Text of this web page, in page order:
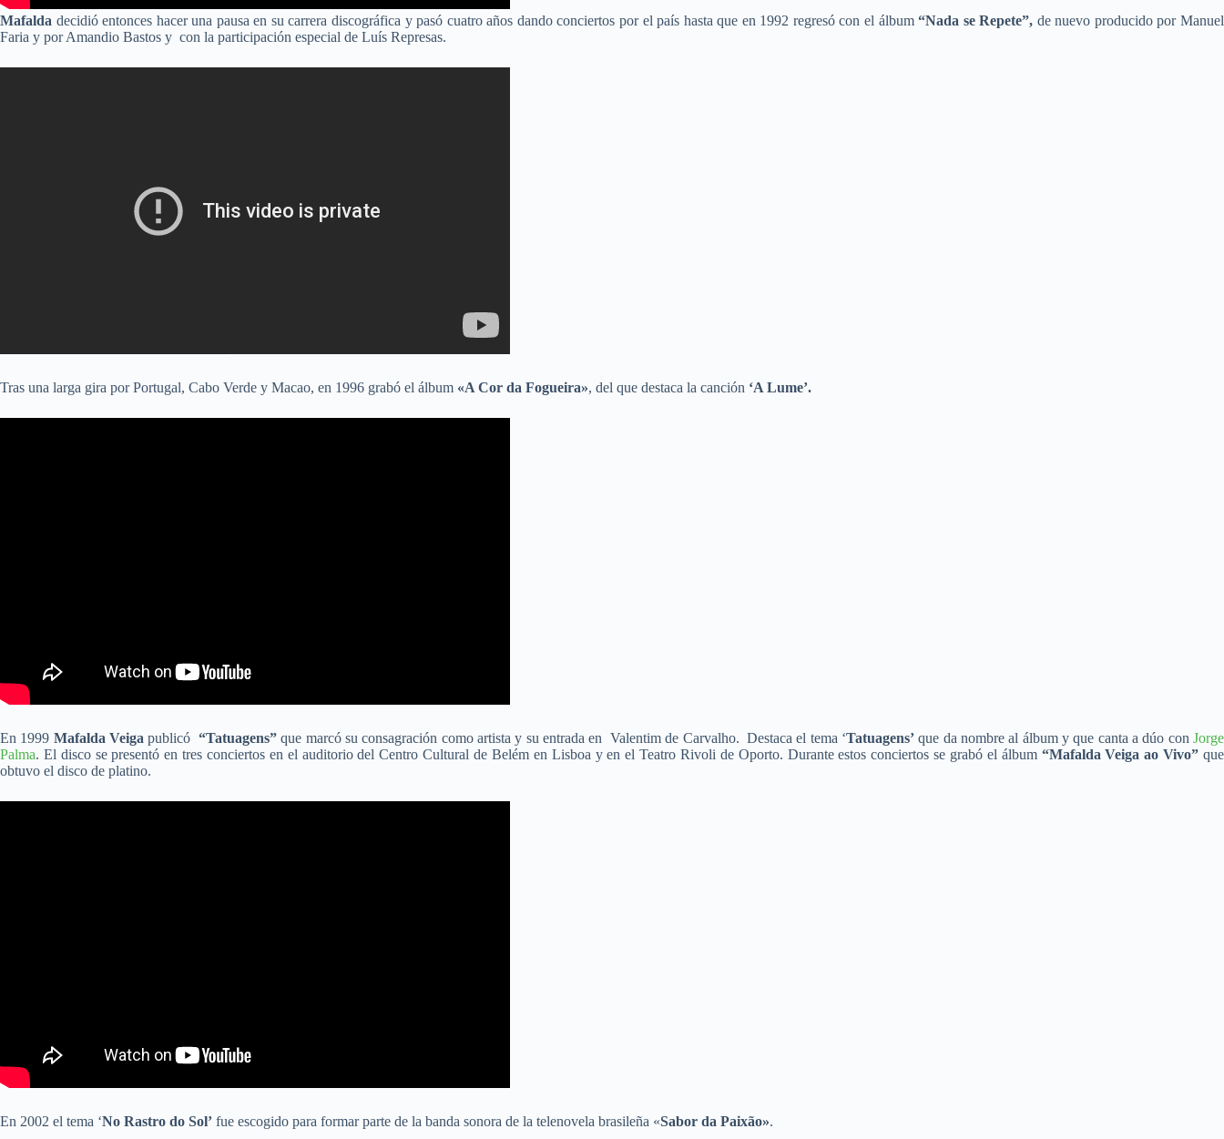
Mafalda decidió entonces hacer una pausa en su carrera discográfica y pasó cuatro años dando conciertos por el país hasta que en 1992 regresó con el álbum“Nada se Repete”, de nuevo producido por Manuel
Faria y por Amandio Bastos y con la participación especial de Luís Represas.
Tras una larga gira por Portugal, Cabo Verde y Macao, en 1996 grabó el álbum «A Cor da Fogueira», del que destaca la canción ‘A Lume’.
En 1999 Mafalda Veiga publicó “Tatuagens”que marcó su consagración como artista y su entrada en Valentim de Carvalho. Destaca el tema ‘Tatuagens’que da nombre al álbum y que canta a dúo conJorge
Palma. El disco se presentó en tres conciertos en el auditorio del Centro Cultural de Belém en Lisboa y en el Teatro Rivoli de Oporto. Durante estos conciertos se grabó el álbum“Mafalda Veiga ao Vivo” que
obtuvo el disco de platino.
En 2002 el tema ‘No Rastro do Sol’ fue escogido para formar parte de la banda sonora de la telenovela brasileña «Sabor da Paixão».